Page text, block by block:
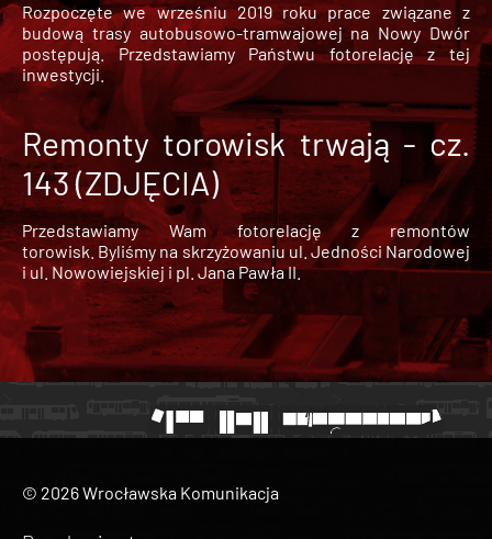
Rozpoczęte we wrześniu 2019 roku prace związane z
budową trasy autobusowo-tramwajowej na Nowy Dwór
postępują. Przedstawiamy Państwu fotorelację z tej
inwestycji.
Remonty torowisk trwają - cz.
143 (ZDJĘCIA)
Przedstawiamy Wam fotorelację z remontów
torowisk. Byliśmy na skrzyżowaniu ul. Jedności Narodowej
i ul. Nowowiejskiej i pl. Jana Pawła II.
© 2026 Wrocławska Komunikacja